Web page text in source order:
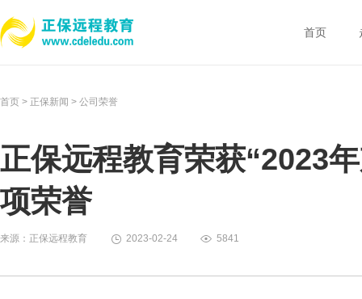
首页
首页 > 正保新闻 > 公司荣誉
正保远程教育荣获“2023
项荣誉
来源：正保远程教育 2023-02-24 5841